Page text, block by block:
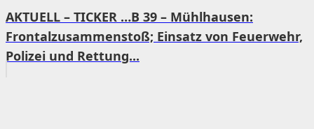
AKTUELL – TICKER …B 39 – Mühlhausen:
Frontalzusammenstoß; Einsatz von Feuerwehr,
Polizei und Rettung...